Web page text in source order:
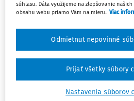
Od roku 1973 pôsobil ako
uznávanou advokátskou
právnikmi. Kancelária sa
národného a medzinárodného
pobočky v Kolíne, Dússeldorfe,
Alicante a Bruseli. Odborné
súhlasu. Dáta využijeme na zlepšovanie
obsahu webu priamo Vám na mieru. Viac
Nastavenia súborov
Odmietnut nepovinné
Prijať všetky súbory